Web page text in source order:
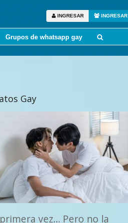
INGRESAR INGRESAR
Grupos de whatsapp gay
Gay
vez… Pero no la